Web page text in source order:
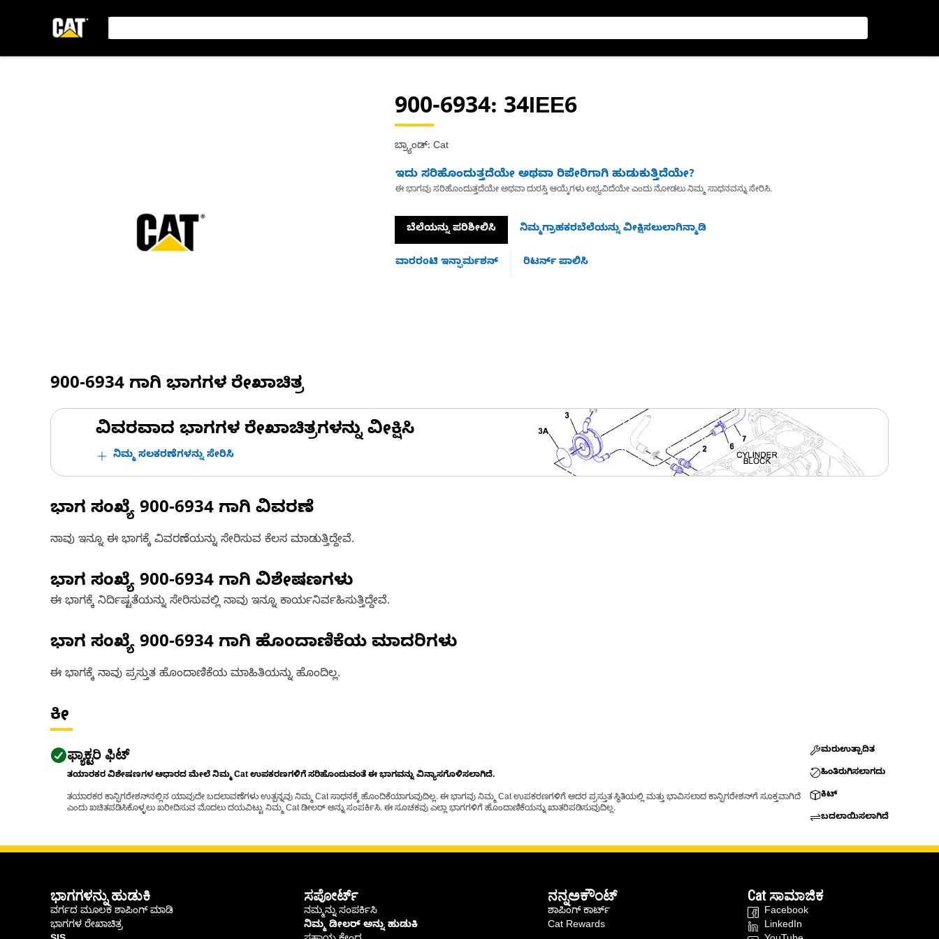
900-6934: 34IEE6
ಬ್ರ್ಯಾಂಡ್: Cat
ಇದು ಸರಿಹೊಂದುತ್ತದೆಯೇ ಅಥವಾ ರಿಪೇರಿಗಾಗಿ ಹುಡುಕುತ್ತಿದೆಯೇ?
ಈ ಭಾಗವು ಸರಿಹೊಂದುತ್ತದೆಯೇ ಅಥವಾ ದುರಸ್ತಿ ಆಯ್ಕೆಗಳು ಲಭ್ಯವಿದೆಯೇ ಎಂದು ನೋಡಲು ನಿಮ್ಮ ಸಾಧನವನ್ನು ಸೇರಿಸಿ.
ಬೆಲೆಯನ್ನು ಪರಿಶೀಲಿಸಿ ನಿಮ್ಮಗ್ರಾಹಕರಬೆಲೆಯನ್ನು ವೀಕ್ಷಿಸಲುಲಾಗಿನ್ಮಾಡಿ
ವಾರರಂಟಿ ಇನ್ಫಾರ್ಮಶನ್ ರಿಟರ್ನ್ ಪಾಲಿಸಿ
900-6934 ಗಾಗಿ ಭಾಗಗಳ ರೇಖಾಚಿತ್ರ
ವಿವರವಾದ ಭಾಗಗಳ ರೇಖಾಚಿತ್ರಗಳನ್ನು ವೀಕ್ಷಿಸಿ
ನಿಮ್ಮ ಸಲಕರಣೆಗಳನ್ನು ಸೇರಿಸಿ
ಭಾಗ ಸಂಖ್ಯೆ 900-6934 ಗಾಗಿ ವಿವರಣೆ
ನಾವು ಇನ್ನೂ ಈ ಭಾಗಕ್ಕೆ ವಿವರಣೆಯನ್ನು ಸೇರಿಸುವ ಕೆಲಸ ಮಾಡುತ್ತಿದ್ದೇವೆ.
ಭಾಗ ಸಂಖ್ಯೆ 900-6934 ಗಾಗಿ ವಿಶೇಷಣಗಳು
ಈ ಭಾಗಕ್ಕೆ ನಿರ್ದಿಷ್ಟತೆಯನ್ನು ಸೇರಿಸುವಲ್ಲಿ ನಾವು ಇನ್ನೂ ಕಾರ್ಯನಿರ್ವಹಿಸುತ್ತಿದ್ದೇವೆ.
ಭಾಗ ಸಂಖ್ಯೆ 900-6934 ಗಾಗಿ ಹೊಂದಾಣಿಕೆಯ ಮಾದರಿಗಳು
ಈ ಭಾಗಕ್ಕೆ ನಾವು ಪ್ರಸ್ತುತ ಹೊಂದಾಣಿಕೆಯ ಮಾಹಿತಿಯನ್ನು ಹೊಂದಿಲ್ಲ.
ಕೀ
ಫ್ಯಾಕ್ಟರಿ ಫಿಟ್
ತಯಾರಕರ ವಿಶೇಷಣಗಳ ಆಧಾರದ ಮೇಲೆ ನಿಮ್ಮ Cat ಉಪಕರಣಗಳಿಗೆ ಸರಿಹೊಂದುವಂತೆ ಈ ಭಾಗವನ್ನು ವಿನ್ಯಾಸಗೊಳಿಸಲಾಗಿದೆ.
ತಯಾರಕರ ಕಾನ್ಫಿಗರೇಶನ್‌ನಲ್ಲಿನ ಯಾವುದೇ ಬದಲಾವಣೆಗಳು ಉತ್ಪನ್ನವು ನಿಮ್ಮ Cat ಸಾಧನಕ್ಕೆ ಹೊಂದಿಕೆಯಾಗುವುದಿಲ್ಲ. ಈ ಭಾಗವು ನಿಮ್ಮ Cat ಉಪಕರಣಗಳಿಗೆ ಅದರ ಪ್ರಸ್ತುತ ಸ್ಥಿತಿಯಲ್ಲಿ ಮತ್ತು ಭಾವಿಸಲಾದ ಕಾನ್ಫಿಗರೇಶನ್‌ಗೆ ಸೂಕ್ತವಾಗಿದೆ
ಎಂದು ಖಚಿತಪಡಿಸಿಕೊಳ್ಳಲು ಖರೀದಿಸುವ ಮೊದಲು ದಯವಿಟ್ಟು ನಿಮ್ಮ Cat ಡೀಲರ್ ಅನ್ನು ಸಂಪರ್ಕಿಸಿ. ಈ ಸೂಚಕವು ಎಲ್ಲಾ ಭಾಗಗಳಿಗೆ ಹೊಂದಾಣಿಕೆಯನ್ನು ಖಾತರಿಪಡಿಸುವುದಿಲ್ಲ.
ಮರುಉತ್ಪಾದಿತ
ಹಿಂತಿರುಗಿಸಲಾಗದು
ಕಿಟ್
ಬದಲಾಯಿಸಲಾಗಿದೆ
ಭಾಗಗಳನ್ನು ಹುಡುಕಿ
ವರ್ಗದ ಮೂಲಕ ಶಾಪಿಂಗ್ ಮಾಡಿ
ಭಾಗಗಳ ರೇಖಾಚಿತ್ರ
ಸಪೋರ್ಟ್
ನಮ್ಮನ್ನು ಸಂಪರ್ಕಿಸಿ
ನಿಮ್ಮ ಡೀಲರ್ ಅನ್ನು ಹುಡುಕಿ
ನನ್ನಅಕೌಂಟ್
ಶಾಪಿಂಗ್ ಕಾರ್ಟ್
Cat Rewards
Cat ಸಾಮಾಜಿಕ
Facebook
LinkedIn